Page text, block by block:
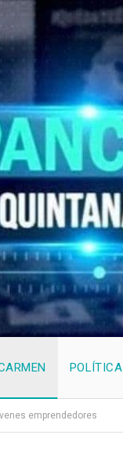
POLÍTICA
emprendedores